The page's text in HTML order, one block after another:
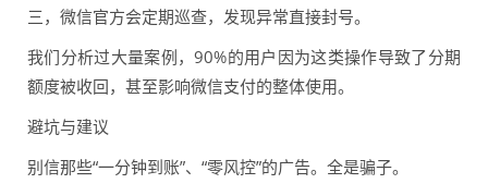
三，微信官方会定期巡查，发现异常直接封号。
我们分析过大量案例，90%的用户因为这类操作导致了分期
额度被收回，甚至影响微信支付的整体使用。
避坑与建议
别信那些“一分钟到账”、“零风控”的广告。全是骗子。